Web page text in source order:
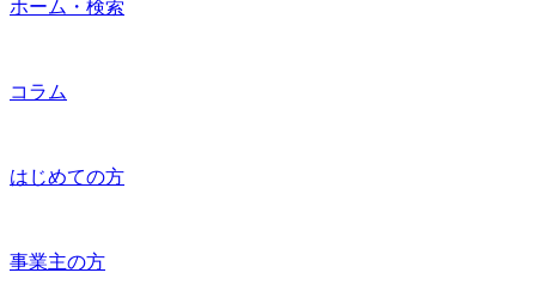
ホーム・検索
コラム
はじめての方
事業主の方